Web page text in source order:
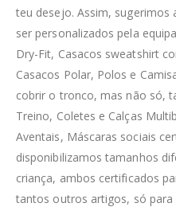
teu desejo. Assim, sugerimos
ser personalizados pela
Dry-Fit, Casacos sweatshirt
Casacos Polar, Polos e
cobrir o tronco, mas não só,
Treino, Coletes e Calças
Aventais, Máscaras sociais
disponibilizamos tamanhos
criança, ambos certificados
tantos outros artigos, só para